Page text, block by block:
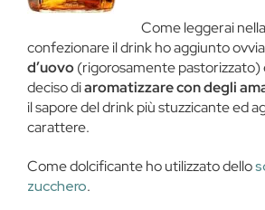
Come leggerai
confezionare il drink ho aggiunto
d’uovo(rigorosamente pastorizzato)
deciso diaromatizzare con degli
il sapore del drink più stuzzicante ed
carattere.
Come dolcificante ho utilizzato dello
zucchero.